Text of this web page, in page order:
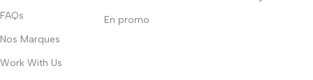
FAQs
Nos Marques
Work With Us
En promo